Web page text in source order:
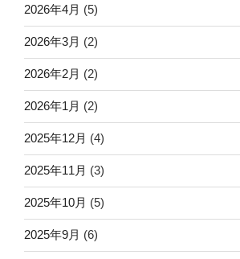
2026年4月 (5)
2026年3月 (2)
2026年2月 (2)
2026年1月 (2)
2025年12月 (4)
2025年11月 (3)
2025年10月 (5)
2025年9月 (6)